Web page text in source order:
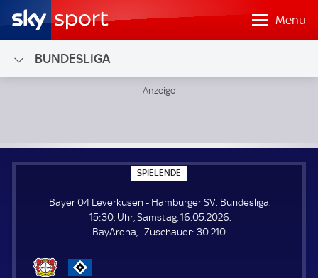
Menü
BUNDESLIGA
SPIELENDE
P
E
L
E
N
Bayer 04 Leverkusen - Hamburger SV. Bundesliga.
15:30, Uhr, Samstag, 16.05.2026.
BayArena
Zuschauer: Z
30.210.